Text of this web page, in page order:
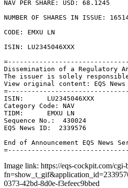
NAV PER SHARE: USD: 68.1245
NUMBER OF SHARES IN ISSUE:
CODE: EMXU LN
ISIN: LU2345046XXX
Dissemination of a Regulatory
The issuer is solely
View original content: EQS News
ISIN:      LU2345046XXX
Category Code: NAV
TIDM:      EMXU LN
Sequence No.:  430024
EQS News ID:  2339576
End of Announcement EQS News
Image link: https://eqs-cockpit.com/cgi-
0373-42bd-8d0e-f3efeec9bbed